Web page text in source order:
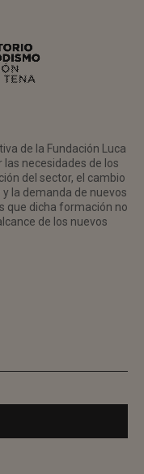
de la Fundación Luca
necesidades de los
del sector, el cambio
la demanda de nuevos
que dicha formación no
de los nuevos